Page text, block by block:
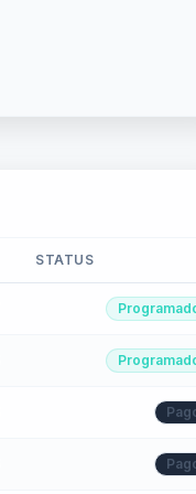
STATUS